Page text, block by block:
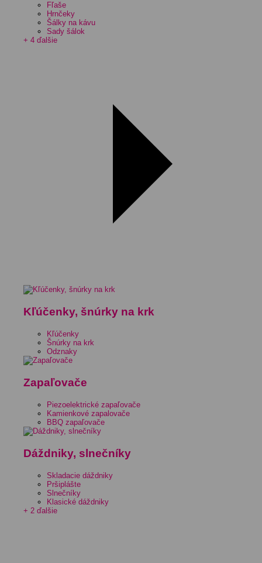
Fľaše
Hrnčeky
Šálky na kávu
Sady šálok
+ 4 ďalšie
Kľúčenky, šnúrky na krk
Kľúčenky
Šnúrky na krk
Odznaky
Zapaľovače
Piezoelektrické zapaľovače
Kamienkové zapalovače
BBQ zapaľovače
Dáždniky, slnečníky
Skladacie dáždniky
Pršiplášte
Slnečníky
Klasické dáždniky
+ 2 ďalšie